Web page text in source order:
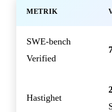
METRIK
SWE-bench
Verified
Hastighet